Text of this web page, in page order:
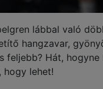
lábbal való
hangzavar,
Hát,
hogy lehet!